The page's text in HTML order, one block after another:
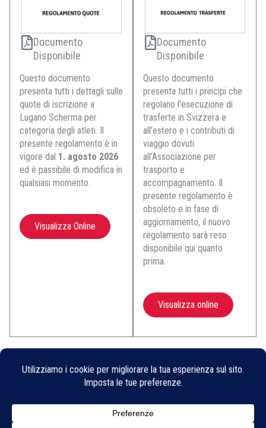
Documento
Disponibile
Questo documento
presenta tutti i dettagli sulle
quote di iscrizione a
Lugano Scherma per
categoria degli atleti. Il
presente regolamento è in
vigore dal 1. agosto 2026
ed è passibile di modifica in
qualsiasi momento.
Visualizza Online
Documento
Disponibile
Questo documento
presenta tutti i principi che
regolano l’esecuzione di
trasferte in Svizzera e
all’estero e i contributi di
viaggio dovuti
all’Associazione per
trasporto e
accompagnamento. Il
presente regolamento è
obsoleto e in fase di
aggiornamento, il nuovo
regolamento sarà reso
disponibile qui quanto
prima.
Visualizza online